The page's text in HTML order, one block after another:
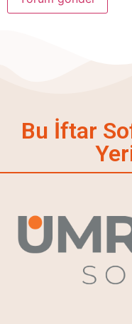
Bu İftar